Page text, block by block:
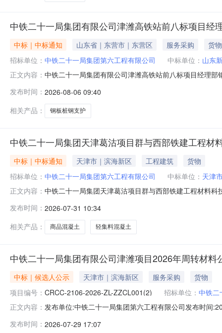
中铁二十一局集团有限公司津潍高铁站前八标项目经
中标｜中标通知 山东省｜东营市｜东营区 服务采购
货物
招标单位： 中铁二十一局集团第六工程有限公司 中标单位： 山东
正文内容： 中铁二十一局集团有限公司津潍高铁站前八标项目经理
桩钢支护山东新达源建设集团有限公司不公开
发布时间： 2026-08-06 09:40
相关产品：
钢板桩钢支护
中铁二十一局集团天津葛沽项目群与西部铁建工程
中标｜中标通知 天津市｜滨海新区 工程建筑
货物
招标单位： 中铁二十一局集团第六工程有限公司 中标单位： 天津
正文内容： 中铁二十一局集团天津葛沽项目群与西部铁建工程材料
件名称中标人中标金额ST001商品混凝土、轻集料混凝
发布时间： 2026-07-31 10:34
相关产品：
商品混凝土 轻集料混凝土
中铁二十一局集团有限公司津潍项目2026年周转材
中标｜候选人公示 天津市｜滨海新区 服务采购
货物
项目编号： CRCC-2106-2026-ZL-ZZCL001(2) 招标单位： 中铁二
正文内容： 发布单位:中铁二十一局集团第六工程有限公司发布时间
年7月27日10时00分，在铁建云链平台进行了公开开标
发布时间： 2026-07-29 17:07